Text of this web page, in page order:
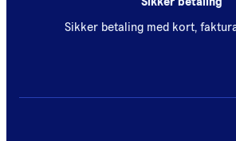
Sikker betaling med kort,